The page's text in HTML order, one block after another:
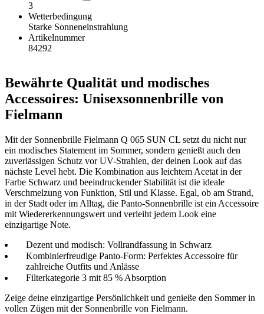
3
Wetterbedingung
Starke Sonneneinstrahlung
Artikelnummer
84292
Bewährte Qualität und modisches
Accessoires: Unisexsonnenbrille von
Fielmann
Mit der Sonnenbrille Fielmann Q 065 SUN CL setzt du nicht nur
ein modisches Statement im Sommer, sondern genießt auch den
zuverlässigen Schutz vor UV-Strahlen, der deinen Look auf das
nächste Level hebt. Die Kombination aus leichtem Acetat in der
Farbe Schwarz und beeindruckender Stabilität ist die ideale
Verschmelzung von Funktion, Stil und Klasse. Egal, ob am Strand,
in der Stadt oder im Alltag, die Panto-Sonnenbrille ist ein Accessoire
mit Wiedererkennungswert und verleiht jedem Look eine
einzigartige Note.
Dezent und modisch: Vollrandfassung in Schwarz
Kombinierfreudige Panto-Form: Perfektes Accessoire für
zahlreiche Outfits und Anlässe
Filterkategorie 3 mit 85 % Absorption
Zeige deine einzigartige Persönlichkeit und genieße den Sommer in
vollen Zügen mit der Sonnenbrille von Fielmann.